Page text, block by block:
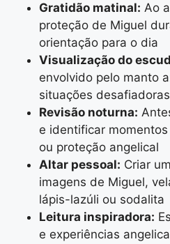
Gratidão matinal: Ao
proteção de Miguel
orientação para o dia
Visualização do
envolvido pelo manto
situações desafiadoras
Revisão noturna:
e identificar
ou proteção angelical
Altar pessoal: Criar
imagens de Miguel,
lápis-lazúli ou sodalita
Leitura inspiradora:
e experiências